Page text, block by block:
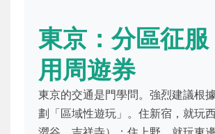
東京：分區征
用周遊券
東京的交通是門學問。強烈建議根
劃「區域性遊玩」。住新宿，就玩西